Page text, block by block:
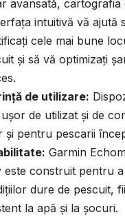
avansată, cartografia
intuitivă vă ajută
cele mai bune
și să vă optimizați
de utilizare:
de utilizat și de
și pentru pescarii
Garmin
este construit pentru
dure de pescuit,
la apă și la șocuri.